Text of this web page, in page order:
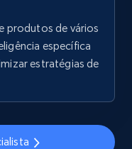
produtos de vários
específica
estratégias de